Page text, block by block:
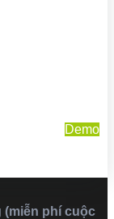
Demo
(miễn phí cuộc